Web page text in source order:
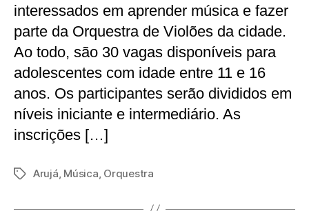
interessados em aprender música e fazer
parte da Orquestra de Violões da cidade.
Ao todo, são 30 vagas disponíveis para
adolescentes com idade entre 11 e 16
anos. Os participantes serão divididos em
níveis iniciante e intermediário. As
inscrições […]
TagsArujá, Música, Orquestra